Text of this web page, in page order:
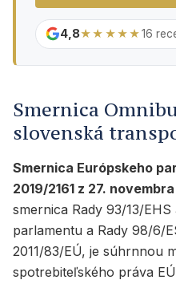
4,8★★★★★16
Smernica
slovenská
Smernica Európskeho
2019/2161 z 27.
smernica Rady 93/13/
parlamentu a Rady 98/6/
2011/83/EÚ, je súhrnnou
spotrebiteľského práva